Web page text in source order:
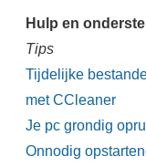
Hulp en
Tips
Tijdelijke
met CCleaner
Je pc grondig
Onnodig